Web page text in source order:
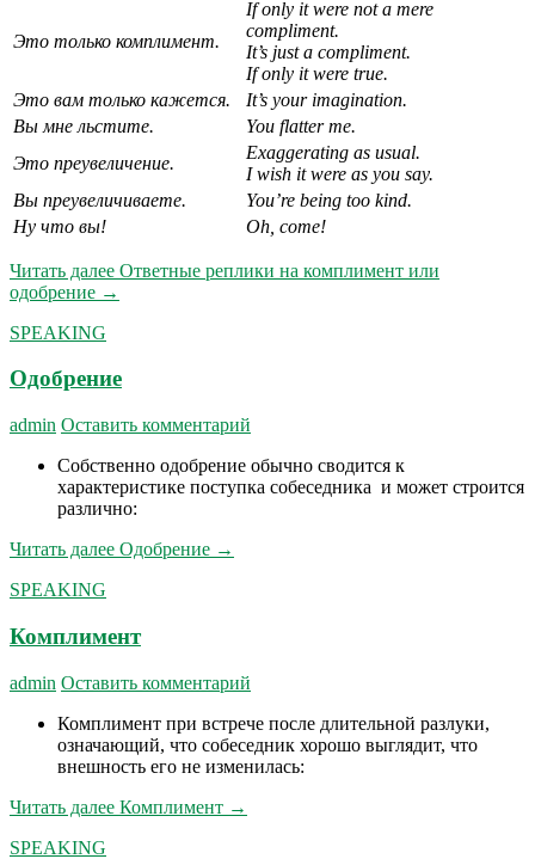
Это только комплимент.
If only it were not a mere
compliment.
It’s just a compliment.
If only it were true.
Это вам только кажется.
It’s your imagination.
Вы мне льстите.
You flatter me.
Это преувеличение.
Exaggerating as usual.
I wish it were as you say.
Вы преувеличиваете.
You’re being too kind.
Ну что вы!
Oh, come!
Читать далее Ответные реплики на комплимент или
одобрение →
SPEAKING
Одобрение
admin Оставить комментарий
Собственно одобрение обычно сводится к
характеристике поступка собеседника и может строится
различно:
Читать далее Одобрение →
SPEAKING
Комплимент
admin Оставить комментарий
Комплимент при встрече после длительной разлуки,
означающий, что собеседник хорошо выглядит, что
внешность его не изменилась:
Читать далее Комплимент →
SPEAKING